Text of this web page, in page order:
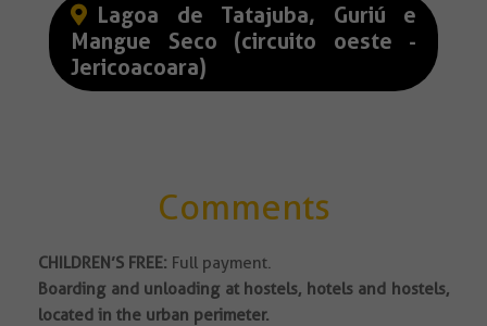
Lagoa de Tatajuba, Guriú e
Mangue Seco (circuito oeste -
Jericoacoara)
Comments
CHILDREN’S FREE: Full payment.
Boarding and unloading at hostels, hotels and hostels,
located in the urban perimeter.